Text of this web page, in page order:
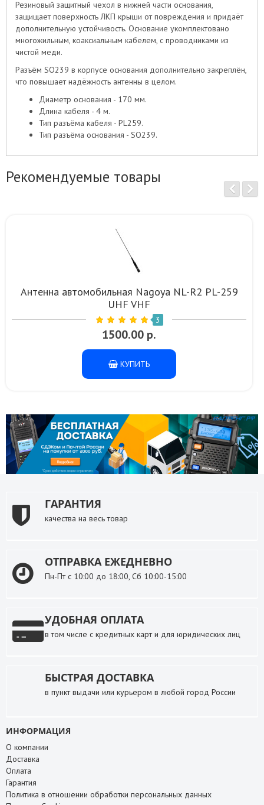
Резиновый защитный чехол в нижней части основания,
защищает поверхность ЛКП крыши от повреждения и придаёт
дополнительную устойчивость. Основание укомплектовано
многожильным, коаксиальным кабелем, с проводниками из
чистой меди.
Разъём SO239 в корпусе основания дополнительно закреплён,
что повышает надёжность антенны в целом.
Диаметр основания - 170 мм.
Длина кабеля - 4 м.
Тип разъёма кабеля - PL259.
Тип разъёма основания - SO239.
Рекомендуемые товары
Антенна автомобильная Nagoya NL-R2 PL-259
UHF VHF
3
1500.00 р.
КУПИТЬ
ГАРАНТИЯ
качества на весь товар
ОТПРАВКА ЕЖЕДНЕВНО
Пн-Пт с 10:00 до 18:00, Сб 10:00-15:00
УДОБНАЯ ОПЛАТА
в том числе с кредитных карт и для юридических лиц
БЫСТРАЯ ДОСТАВКА
в пункт выдачи или курьером в любой город России
ИНФОРМАЦИЯ
О компании
Доставка
Оплата
Гарантия
Политика в отношении обработки персональных данных